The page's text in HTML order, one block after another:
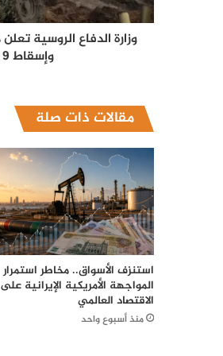
وإسقاط 9 مسيرات
مقالات ذات صلة
استنزف الأسواق.. مخاطر استمرار
المواجهة الأمريكية الإيرانية على
الاقتصاد العالمي
منذ أسبوع واحد